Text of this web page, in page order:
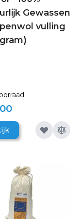
Gewassen
vulling